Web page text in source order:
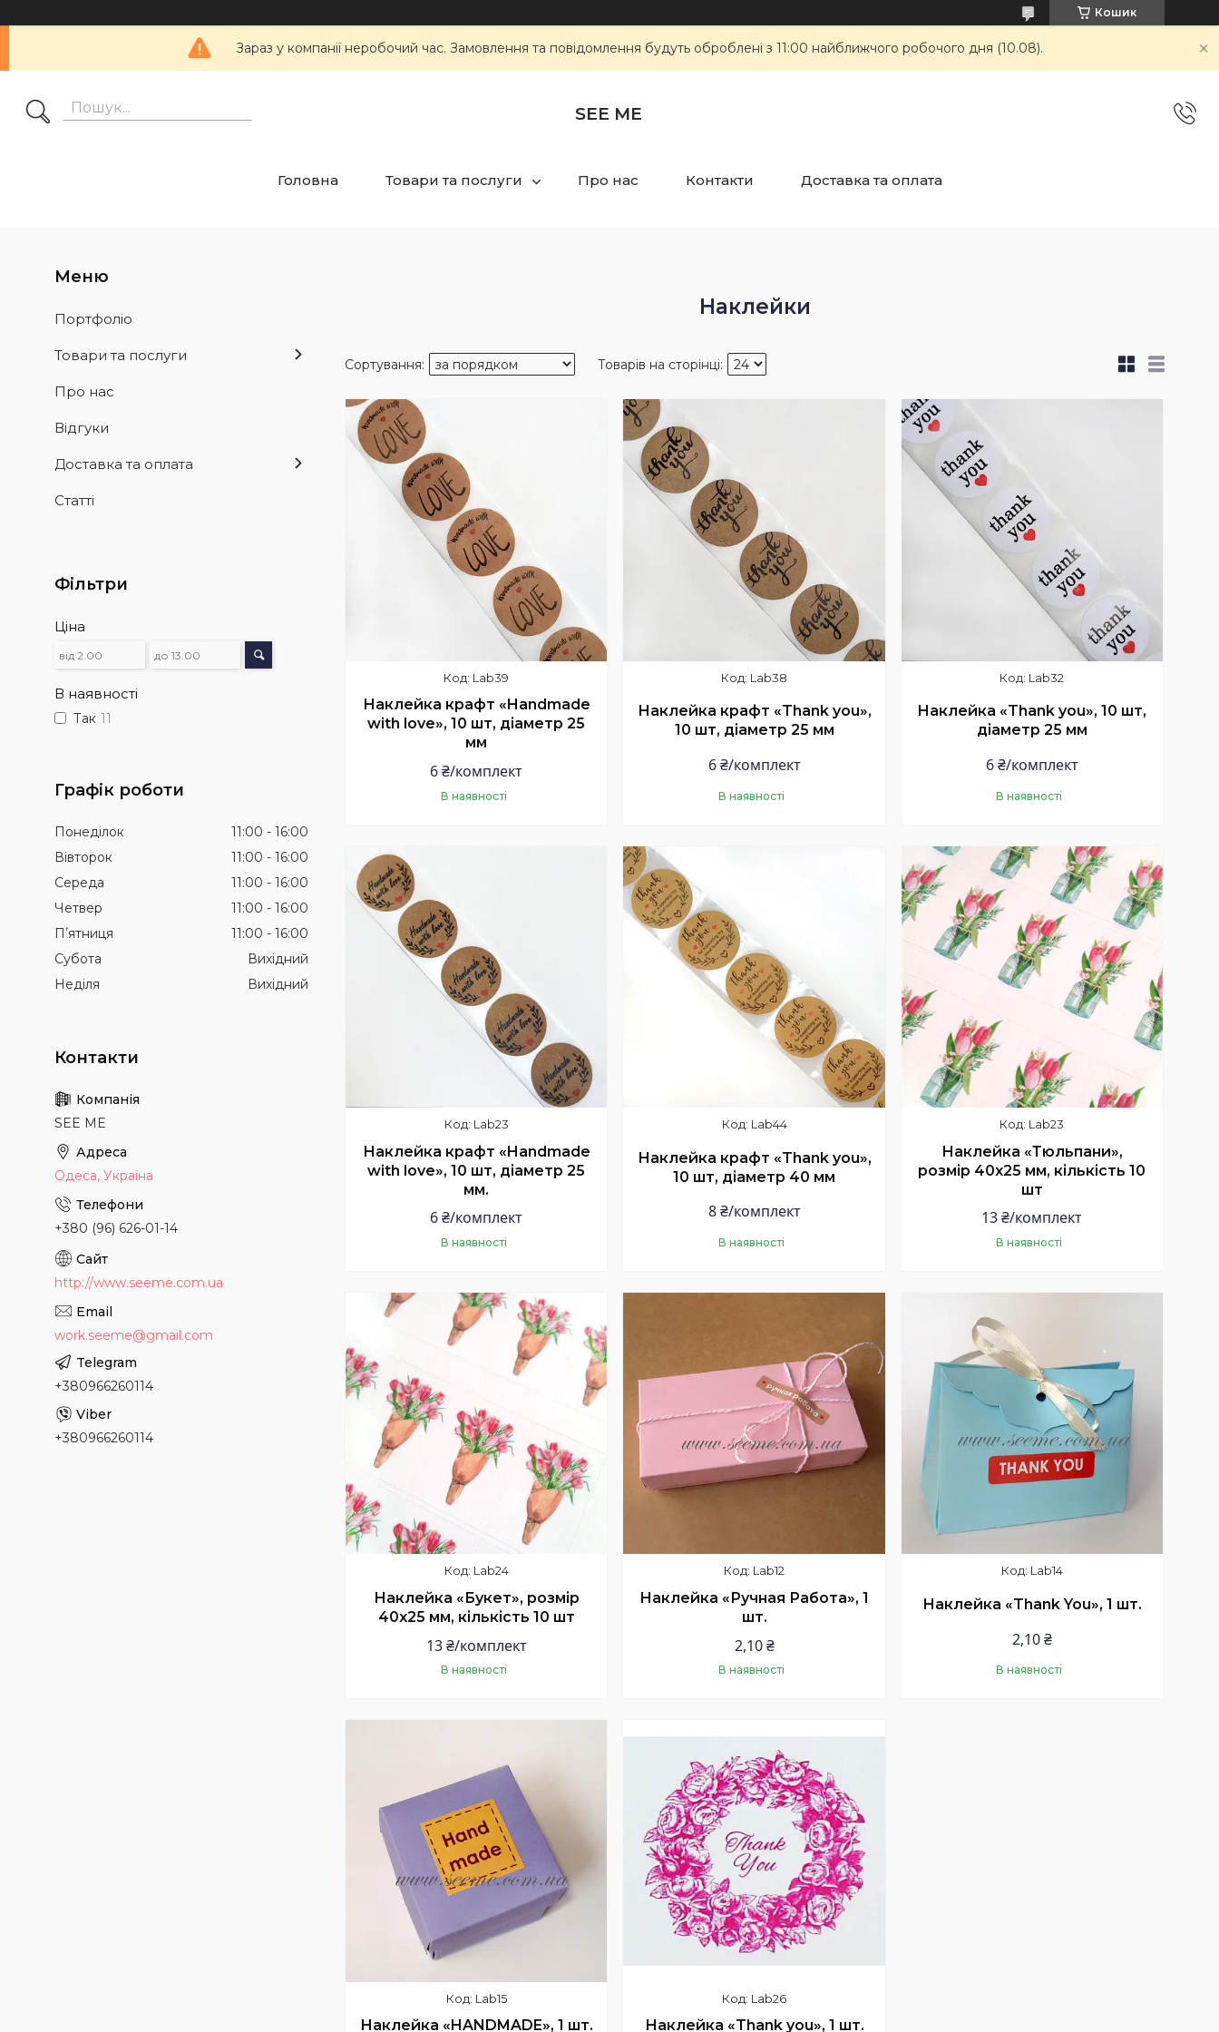
Кошик
Зараз у компанії неробочий час. Замовлення та повідомлення будуть оброблені з 11:00 найближчого робочого дня (10.08).
SEE ME
Головна Товари та послуги Про нас Контакти Доставка та оплата
Наклейки
Lab39
Наклейка крафт «Handmade
with love», 10 шт, діаметр 25
мм
6 ₴/комплект
В наявності
Lab38
Наклейка крафт «Thank you»,
10 шт, діаметр 25 мм
6 ₴/комплект
В наявності
Lab32
Наклейка «Thank you», 10 шт,
діаметр 25 мм
6 ₴/комплект
В наявності
Купити
Lab23
Наклейка крафт «Handmade
with love», 10 шт, діаметр 25
мм.
6 ₴/комплект
В наявності
Купити
Lab44
Наклейка крафт «Thank you»,
10 шт, діаметр 40 мм
8 ₴/комплект
В наявності
Lab23
Наклейка «Тюльпани»,
розмір 40x25 мм, кількість 10
шт
13 ₴/комплект
В наявності
Lab24
Наклейка «Букет», розмір
40x25 мм, кількість 10 шт
13 ₴/комплект
В наявності
Lab12
Наклейка «Ручная Работа», 1
шт.
2,10 ₴
В наявності
Lab14
Наклейка «Thank You», 1 шт.
2,10 ₴
В наявності
Lab15
Наклейка «HANDMADE», 1 шт.
Lab26
Наклейка «Thank you», 1 шт.
Портфоліо
Товари та послуги
Про нас
Відгуки
Доставка та оплата
Статті
Фільтри
Ціна
В наявності
Так 11
Графік роботи
Понеділок 11:00
16:00
Вівторок
11:00
16:00
Середа
11:00
16:00
Четвер
11:00
16:00
Пʼятниця
11:00
16:00
Субота
Вихідний
Неділя
Вихідний
SEE ME
Одеса, Україна
+380 (96) 626-01-14
http://www.seeme.com.ua
work.seeme@gmail.com
+380966260114
+380966260114